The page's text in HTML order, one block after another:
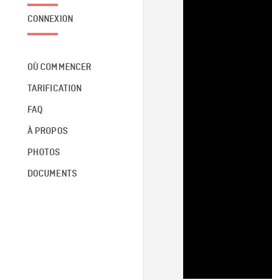
CONNEXION
OÙ COMMENCER
TARIFICATION
FAQ
À PROPOS
PHOTOS
DOCUMENTS